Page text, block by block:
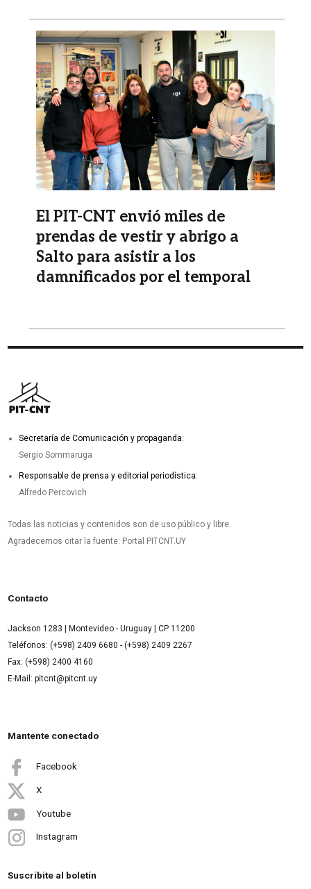
Imagen
El PIT-CNT envió miles de
prendas de vestir y abrigo a
Salto para asistir a los
damnificados por el temporal
Secretaría de Comunicación y propaganda:
Sergio Sommaruga
Responsable de prensa y editorial periodística:
Alfredo Percovich
Todas las noticias y contenidos son de uso público y libre.
Agradecemos citar la fuente: Portal PITCNT.UY
Contacto
Jackson 1283 | Montevideo - Uruguay | CP 11200
Teléfonos: (+598) 2409 6680 - (+598) 2409 2267
Fax: (+598) 2400 4160
E-Mail: pitcnt@pitcnt.uy
Mantente conectado
Facebook
X
Youtube
Instagram
Suscribite al boletín